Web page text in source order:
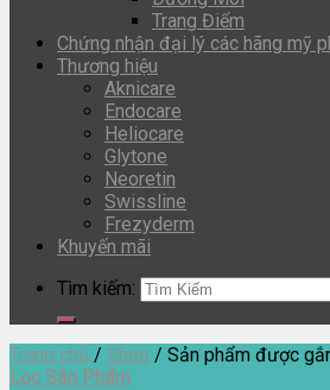
Trang Điểm
Chứng nhận đại lý các hãng mỹ
Thương hiệu
Aknicare
Endocare
Heliocare
Glytone
Neoretin
Swissline
Frezyderm
Khuyến mãi
Tìm kiếm:
Trang chủ / Shop / Sản phẩm được
Lọc Sản Phẩm